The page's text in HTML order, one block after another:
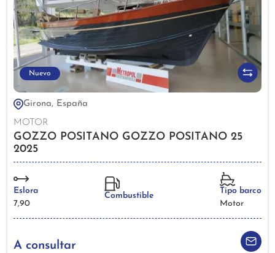
Nuevo
Girona, España
MOTOR
GOZZO POSITANO GOZZO POSITANO 25
2025
Eslora
7,90
Combustible
Tipo barco
Motor
A consultar